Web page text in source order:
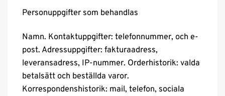
Personuppgifter som behandlas
Namn. Kontaktuppgifter: telefonnummer, och e-
post. Adressuppgifter: fakturaadress,
leveransadress, IP-nummer. Orderhistorik: valda
betalsätt och beställda varor.
Korrespondenshistorik: mail, telefon, sociala